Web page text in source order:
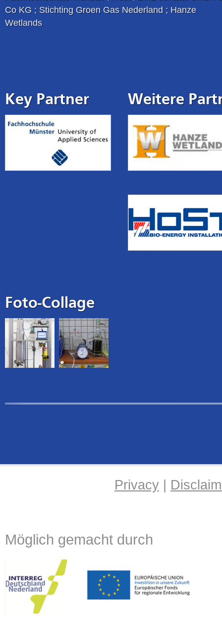
Co KG ; Stichting Groen Gas Nederland ; Hanze
Wetlands
Key Partner Weitere
Foto-Collage
Privacy
Möglich gemacht durch